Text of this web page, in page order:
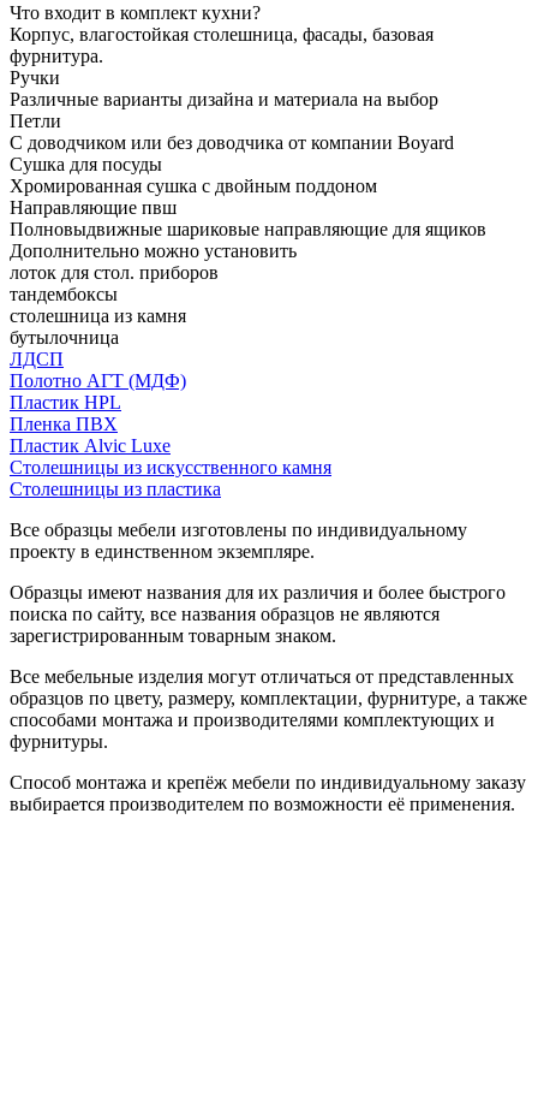
Что входит в комплект кухни?
Корпус, влагостойкая столешница, фасады, базовая
фурнитура.
Ручки
Различные варианты дизайна и материала на выбор
Петли
С доводчиком или без доводчика от компании Boyard
Сушка для посуды
Хромированная сушка с двойным поддоном
Направляющие пвш
Полновыдвижные шариковые направляющие для ящиков
Дополнительно можно установить
лоток для стол. приборов
тандембоксы
столешница из камня
бутылочница
ЛДСП
Полотно АГТ (МДФ)
Пластик HPL
Пленка ПВХ
Пластик Alvic Luxe
Столешницы из искусственного камня
Столешницы из пластика
Все образцы мебели изготовлены по индивидуальному
проекту в единственном экземпляре.
Образцы имеют названия для их различия и более быстрого
поиска по сайту, все названия образцов не являются
зарегистрированным товарным знаком.
Все мебельные изделия могут отличаться от представленных
образцов по цвету, размеру, комплектации, фурнитуре, а также
способами монтажа и производителями комплектующих и
фурнитуры.
Способ монтажа и крепёж мебели по индивидуальному заказу
выбирается производителем по возможности её применения.